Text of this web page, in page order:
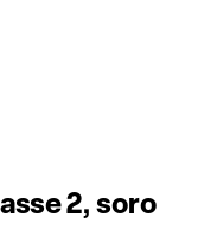
2, soro